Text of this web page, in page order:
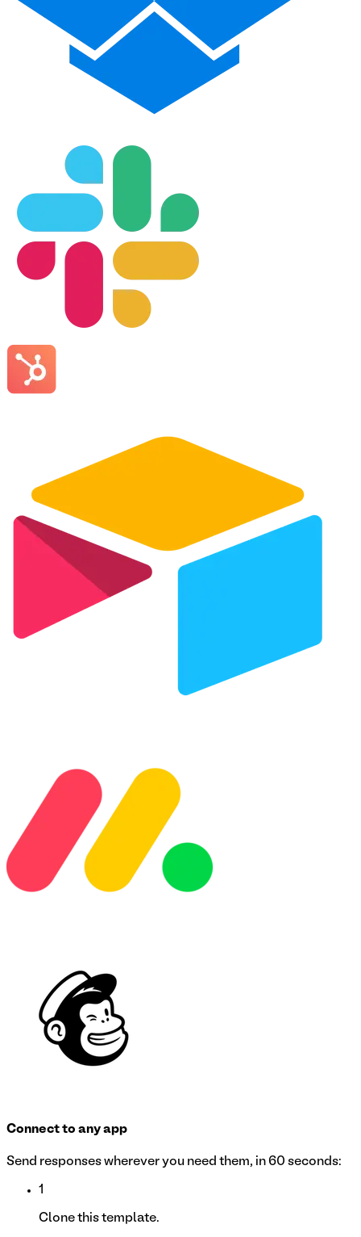
Connect to any app
Send responses wherever you need them, in 60 seconds:
1
Clone this template.